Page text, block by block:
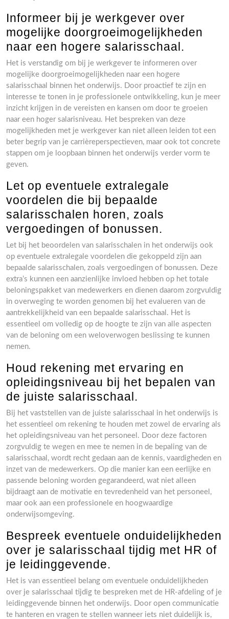
Informeer bij je werkgever over
mogelijke doorgroeimogelijkheden
naar een hogere salarisschaal.
Het is verstandig om bij je werkgever te informeren over
mogelijke doorgroeimogelijkheden naar een hogere
salarisschaal binnen het onderwijs. Door proactief te zijn en
interesse te tonen in je professionele ontwikkeling, kun je meer
inzicht krijgen in de vereisten en kansen om door te groeien
naar een hoger salarisniveau. Het bespreken van deze
mogelijkheden met je werkgever kan niet alleen leiden tot een
beter begrip van je carrièreperspectieven, maar ook tot concrete
stappen om je loopbaan binnen het onderwijs verder vorm te
geven.
Let op eventuele extralegale
voordelen die bij bepaalde
salarisschalen horen, zoals
vergoedingen of bonussen.
Let bij het beoordelen van salarisschalen in het onderwijs ook
op eventuele extralegale voordelen die gekoppeld zijn aan
bepaalde salarisschalen, zoals vergoedingen of bonussen. Deze
extra’s kunnen een aanzienlijke invloed hebben op het totale
beloningspakket van medewerkers en dienen daarom zorgvuldig
in overweging te worden genomen bij het evalueren van de
aantrekkelijkheid van een bepaalde salarisschaal. Het is
essentieel om volledig op de hoogte te zijn van alle aspecten
van de beloning om een weloverwogen beslissing te kunnen
nemen.
Houd rekening met ervaring en
opleidingsniveau bij het bepalen van
de juiste salarisschaal.
Bij het vaststellen van de juiste salarisschaal in het onderwijs is
het essentieel om rekening te houden met zowel de ervaring als
het opleidingsniveau van het personeel. Door deze factoren
zorgvuldig te wegen en mee te nemen in de bepaling van de
salarisschaal, wordt recht gedaan aan de kennis, vaardigheden en
inzet van de medewerkers. Op die manier kan een eerlijke en
passende beloning worden gegarandeerd, wat niet alleen
bijdraagt aan de motivatie en tevredenheid van het personeel,
maar ook aan een professionele en hoogwaardige
onderwijsomgeving.
Bespreek eventuele onduidelijkheden
over je salarisschaal tijdig met HR of
je leidinggevende.
Het is van essentieel belang om eventuele onduidelijkheden
over je salarisschaal tijdig te bespreken met de HR-afdeling of je
leidinggevende binnen het onderwijs. Door open communicatie
te hanteren en vragen te stellen wanneer iets niet duidelijk is,